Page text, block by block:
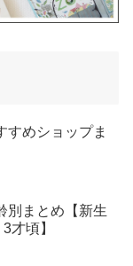
すめショップま
別まとめ【新生
才頃】